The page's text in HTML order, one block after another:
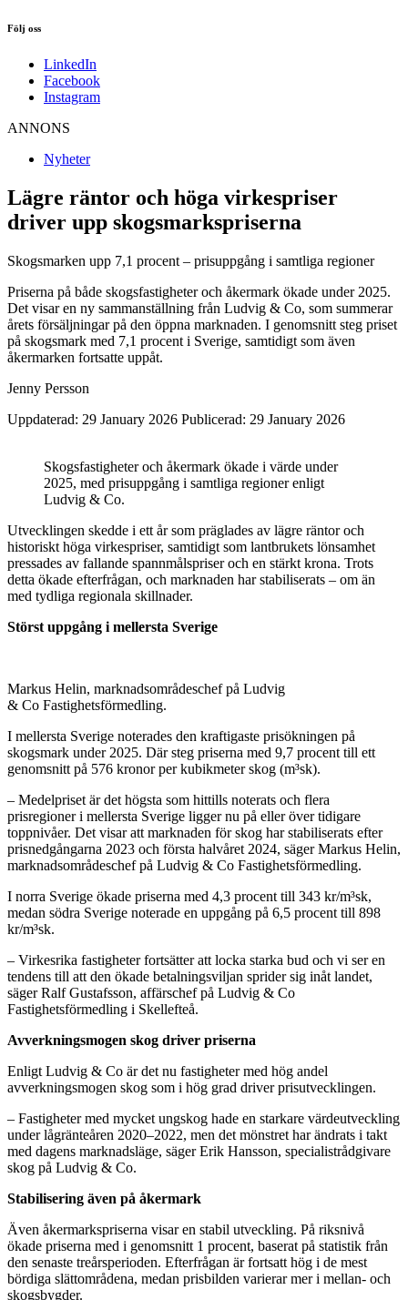
Följ oss
LinkedIn
Facebook
Instagram
ANNONS
Nyheter
Lägre räntor och höga virkespriser
driver upp skogsmarkspriserna
Skogsmarken upp 7,1 procent – prisuppgång i samtliga regioner
Priserna på både skogsfastigheter och åkermark ökade under 2025.
Det visar en ny sammanställning från Ludvig & Co, som summerar
årets försäljningar på den öppna marknaden. I genomsnitt steg priset
på skogsmark med 7,1 procent i Sverige, samtidigt som även
åkermarken fortsatte uppåt.
Jenny Persson
Uppdaterad: 29 January 2026 Publicerad: 29 January 2026
Skogsfastigheter och åkermark ökade i värde under
2025, med prisuppgång i samtliga regioner enligt
Ludvig & Co.
Utvecklingen skedde i ett år som präglades av lägre räntor och
historiskt höga virkespriser, samtidigt som lantbrukets lönsamhet
pressades av fallande spannmålspriser och en stärkt krona. Trots
detta ökade efterfrågan, och marknaden har stabiliserats – om än
med tydliga regionala skillnader.
Störst uppgång i mellersta Sverige
Markus Helin, marknadsområdeschef på Ludvig
& Co Fastighetsförmedling.
I mellersta Sverige noterades den kraftigaste prisökningen på
skogsmark under 2025. Där steg priserna med 9,7 procent till ett
genomsnitt på 576 kronor per kubikmeter skog (m³sk).
– Medelpriset är det högsta som hittills noterats och flera
prisregioner i mellersta Sverige ligger nu på eller över tidigare
toppnivåer. Det visar att marknaden för skog har stabiliserats efter
prisnedgångarna 2023 och första halvåret 2024, säger Markus Helin,
marknadsområdeschef på Ludvig & Co Fastighetsförmedling.
I norra Sverige ökade priserna med 4,3 procent till 343 kr/m³sk,
medan södra Sverige noterade en uppgång på 6,5 procent till 898
kr/m³sk.
– Virkesrika fastigheter fortsätter att locka starka bud och vi ser en
tendens till att den ökade betalningsviljan sprider sig inåt landet,
säger Ralf Gustafsson, affärschef på Ludvig & Co
Fastighetsförmedling i Skellefteå.
Avverkningsmogen skog driver priserna
Enligt Ludvig & Co är det nu fastigheter med hög andel
avverkningsmogen skog som i hög grad driver prisutvecklingen.
– Fastigheter med mycket ungskog hade en starkare värdeutveckling
under lågränteåren 2020–2022, men det mönstret har ändrats i takt
med dagens marknadsläge, säger Erik Hansson, specialistrådgivare
skog på Ludvig & Co.
Stabilisering även på åkermark
Även åkermarkspriserna visar en stabil utveckling. På riksnivå
ökade priserna med i genomsnitt 1 procent, baserat på statistik från
den senaste treårsperioden. Efterfrågan är fortsatt hög i de mest
bördiga slättområdena, medan prisbilden varierar mer i mellan- och
skogsbygder.